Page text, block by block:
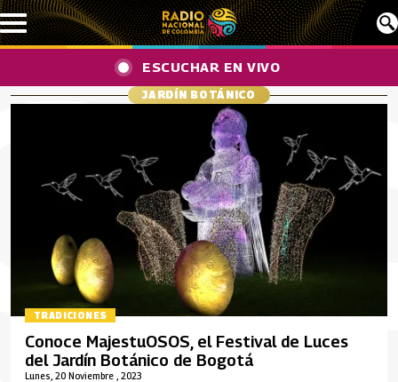
Pasar al contenido principal
ESCUCHAR EN VIVO
JARDÍN BOTÁNICO
TRADICIONES
Lunes, 20 Noviembre , 2023
Conoce MajestuOSOS, el Festival de Luces
del Jardín Botánico de Bogotá